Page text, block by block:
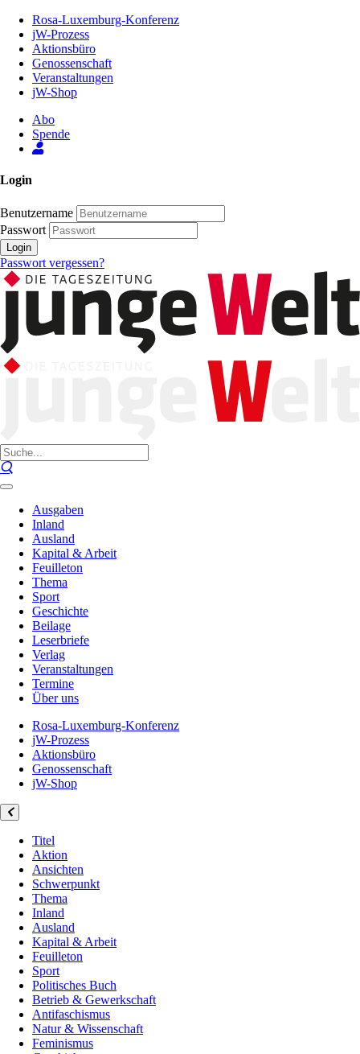
Inhalt
Seite
Rosa-Luxemburg-Konferenz
jW-Prozess
Aktionsbüro
Genossenschaft
Veranstaltungen
jW-Shop
Abo
Spende
Login
Benutzername
Passwort
Login
Passwort vergessen?
Ausgaben
Inland
Ausland
Kapital & Arbeit
Feuilleton
Thema
Sport
Geschichte
Beilage
Leserbriefe
Verlag
Veranstaltungen
Termine
Über uns
Rosa-Luxemburg-Konferenz
jW-Prozess
Aktionsbüro
Genossenschaft
jW-Shop
Titel
Aktion
Ansichten
Schwerpunkt
Thema
Inland
Ausland
Kapital & Arbeit
Feuilleton
Sport
Politisches Buch
Betrieb & Gewerkschaft
Antifaschismus
Natur & Wissenschaft
Feminismus